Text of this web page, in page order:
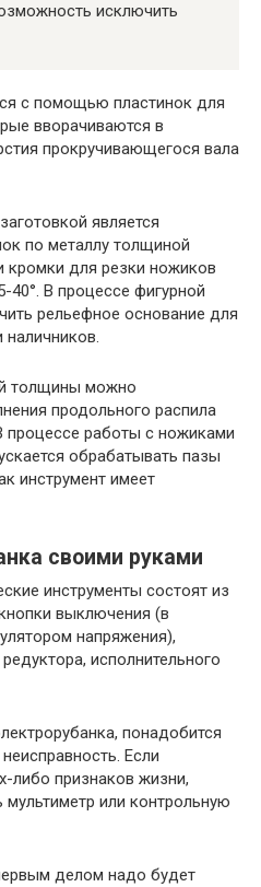
исключить
с помощью пластинок для
вворачиваются в
прокручивающегося вала
является
по металлу толщиной
кромки для резки ножиков
В процессе фигурной
рельефное основание для
толщины можно
продольного распила
работы с ножиками
обрабатывать пазы
инструмент имеет
своими руками
инструменты состоят из
выключения (в
напряжения),
исполнительного
понадобится
Если
либо признаков жизни,
или контрольную
делом надо будет